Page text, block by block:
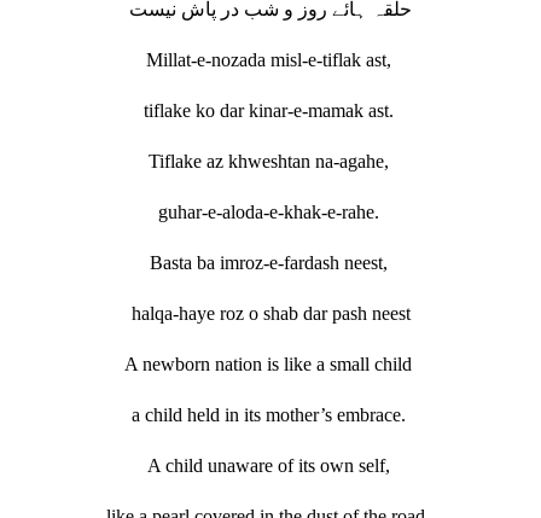
حلقہ ہائے روز و شب در پاش نیست
Millat-e-nozada misl-e-tiflak ast,
tiflake ko dar kinar-e-mamak ast.
Tiflake az khweshtan na-agahe,
guhar-e-aloda-e-khak-e-rahe.
Basta ba imroz-e-fardash neest,
halqa-haye roz o shab dar pash neest
A newborn nation is like a small child
a child held in its mother’s embrace.
A child unaware of its own self,